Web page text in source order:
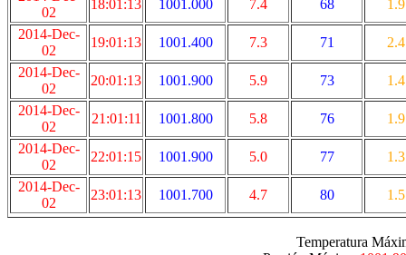
02
18:01:13 1001.000 7.4 68
1.9
2014-Dec-
02
19:01:13 1001.400 7.3 71
2.4
2014-Dec-
02
20:01:13 1001.900 5.9 73
1.4
2014-Dec-
02
21:01:11 1001.800 5.8 76
1.9
2014-Dec-
02
22:01:15 1001.900 5.0 77
1.3
2014-Dec-
02
23:01:13 1001.700 4.7 80 1.5
Temperatura